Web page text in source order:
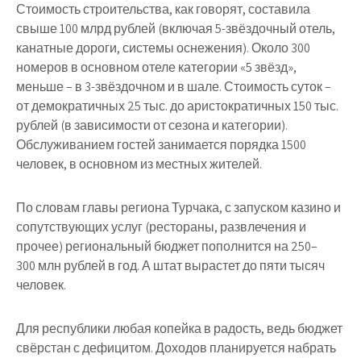
Стоимость строительства, как говорят, составила
свыше 100 млрд рублей (включая 5-звёздочный отель,
канатные дороги, системы оснежения). Около 300
номеров в основном отеле категории «5 звёзд»,
меньше – в 3-звёздочном и в шале. Стоимость суток –
от демократичных 25 тыс. до аристократичных 150 тыс.
рублей (в зависимости от сезона и категории).
Обслуживанием гостей занимается порядка 1500
человек, в основном из местных жителей.
По словам главы региона Турчака, с запуском казино и
сопутствующих услуг (рестораны, развлечения и
прочее) региональный бюджет пополнится на 250–
300 млн рублей в год. А штат вырастет до пяти тысяч
человек.
Для республики любая копейка в радость, ведь бюджет
свёрстан с дефицитом. Доходов планируется набрать